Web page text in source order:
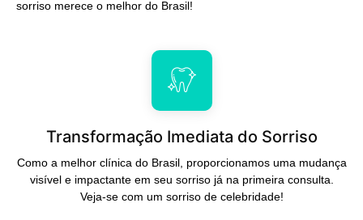
sorriso merece o melhor do Brasil!
Transformação Imediata do Sorriso
Como a melhor clínica do Brasil, proporcionamos uma mudança
visível e impactante em seu sorriso já na primeira consulta.
Veja-se com um sorriso de celebridade!